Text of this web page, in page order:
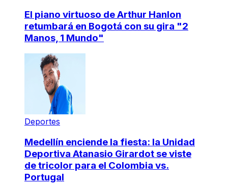
El piano virtuoso de Arthur Hanlon
retumbará en Bogotá con su gira "2
Manos, 1 Mundo"
Deportes
Medellín enciende la fiesta: la Unidad
Deportiva Atanasio Girardot se viste
de tricolor para el Colombia vs.
Portugal